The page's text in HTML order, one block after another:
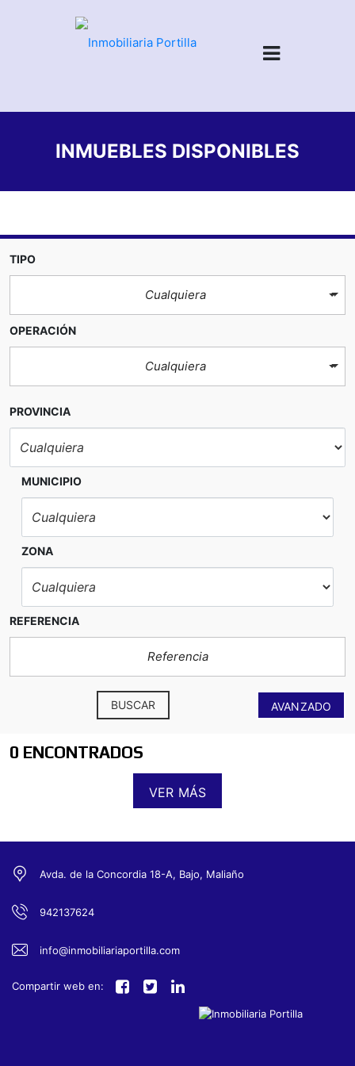
INMUEBLES DISPONIBLES
TIPO
Cualquiera
OPERACIÓN
Cualquiera
PROVINCIA
MUNICIPIO
ZONA
REFERENCIA
AVANZADO
BUSCAR
0 ENCONTRADOS
VER MÁS
Avda. de la Concordia 18-A, Bajo, Maliaño
942137624
info@inmobiliariaportilla.com
Compartir web en: